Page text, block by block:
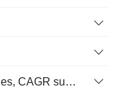
Bénéfices des activités poursuivies, CAGR sur 3 ans